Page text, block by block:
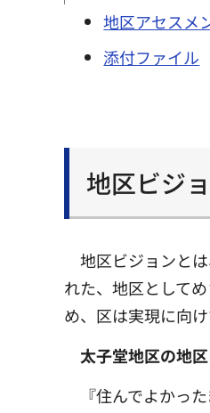
地区アセスメ
添付ファイル
地区ビジ
地区ビジョンと
れた、地区として
め、区は実現に向
太子堂地区の地
『住んでよかっ